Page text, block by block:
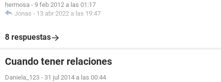
hermosa - 9 feb 2012 a las 01:17
Jonas - 13 abr 2022 a las 19:47
8 respuestas
Cuando tener relaciones
Daniela_123 - 31 jul 2014 a las 00:44